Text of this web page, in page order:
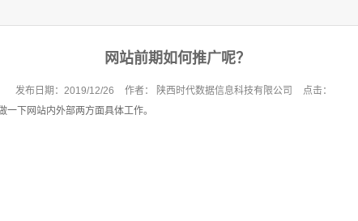
网站前期如何推广呢？
发布日期： 2019/12/26 作者： 陕西时代数据信息科技有限公司
点击：
下网站内外部两方面具体工作。